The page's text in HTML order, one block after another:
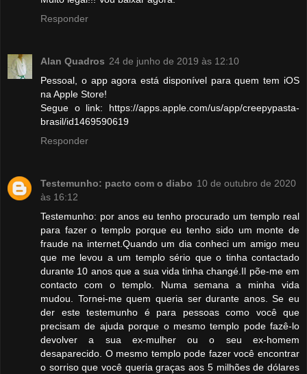
Responder
Alan Quadros 24 de junho de 2019 às 12:10
Pessoal, o app agora está disponível para quem tem iOS
na Apple Store!
Segue o link: https://apps.apple.com/us/app/creepypasta-
brasil/id1469590619
Responder
Testemunho: pacto com o diabo 10 de outubro de 2020
às 16:12
Testemunho: por anos eu tenho procurado um templo real
para fazer o templo porque eu tenho sido um monte de
fraude na internet.Quando um dia conheci um amigo meu
que me levou a um templo sério que o tinha contactado
durante 10 anos que a sua vida tinha changé.Il põe-me em
contacto com o templo. Numa semana a minha vida
mudou. Tornei-me quem queria ser durante anos. Se eu
der este testemunho é para pessoas como você que
precisam de ajuda porque o mesmo templo pode fazê-lo
devolver a sua ex-mulher ou o seu ex-homem
desaparecido. O mesmo templo pode fazer você encontrar
o sorriso que você queria graças aos 5 milhões de dólares